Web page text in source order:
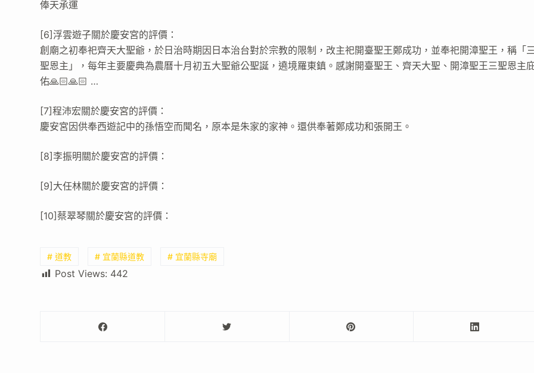
俸天承運
[6]浮雲遊子關於慶安宮的評價：
創廟之初奉祀齊天大聖爺，於日治時期因日本治台對於宗教的限制，改主祀開臺聖王鄭成功，並奉祀開漳聖王，稱「
聖恩主」，每年主要慶典為農曆十月初五大聖爺公聖誕，遶境羅東鎮。感謝開臺聖王、齊天大聖、開漳聖王三聖恩主
佑🙏🏻🙏🏻 …
[7]程沛宏關於慶安宮的評價：
慶安宮因供奉西遊記中的孫悟空而聞名，原本是朱家的家神。還供奉著鄭成功和張開王。
[8]李振明關於慶安宮的評價：
[9]大任林關於慶安宮的評價：
[10]蔡翠琴關於慶安宮的評價：
# 道教 # 宜蘭縣道教 # 宜蘭縣寺廟
Post Views: 442